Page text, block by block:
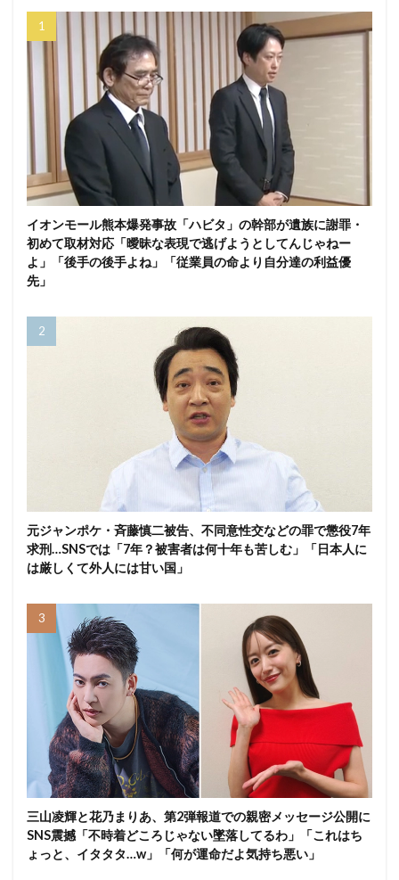
イオンモール熊本爆発事故「ハビタ」の幹部が遺族に謝罪・
初めて取材対応「曖昧な表現で逃げようとしてんじゃねー
よ」「後手の後手よね」「従業員の命より自分達の利益優
先」
元ジャンポケ・斉藤慎二被告、不同意性交などの罪で懲役7年
求刑…SNSでは「7年？被害者は何十年も苦しむ」「日本人に
は厳しくて外人には甘い国」
三山凌輝と花乃まりあ、第2弾報道での親密メッセージ公開に
SNS震撼「不時着どころじゃない墜落してるわ」「これはち
ょっと、イタタタ…w」「何が運命だよ気持ち悪い」